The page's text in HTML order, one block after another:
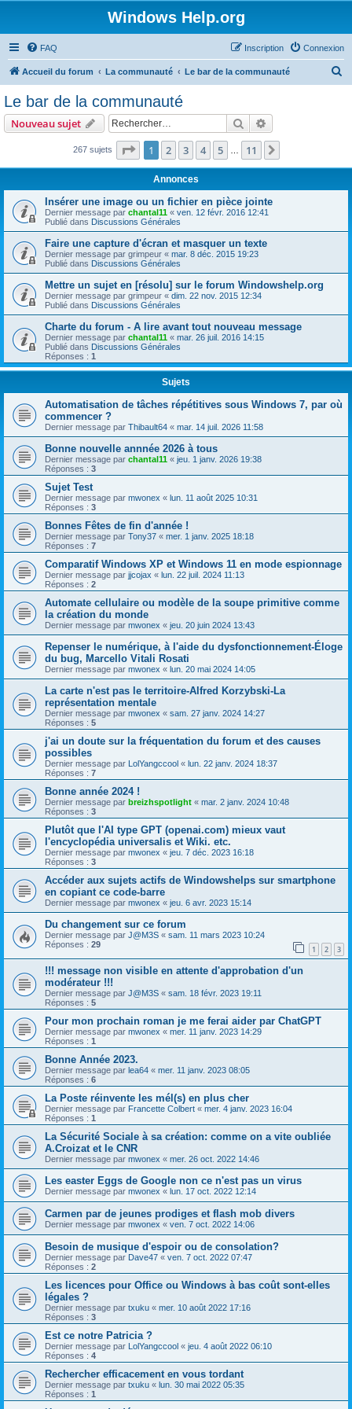
Windows Help.org
FAQ Connexion
Inscription
Accueil du forum La communauté Le bar de la communauté
Le bar de la communauté
Nouveau sujet Rechercher
267 sujets Page 1sur11
1 2 3 4 5 11
Annonces
Insérer une image ou un fichier en pièce jointe
Dernier message par chantal11 « ven. 12 févr. 2016 12:41
Publié dans Discussions Générales
Faire une capture d'écran et masquer un texte
Dernier message par grimpeur « mar. 8 déc. 2015 19:23
Publié dans Discussions Générales
Mettre un sujet en [résolu] sur le forum Windowshelp.org
Dernier message par grimpeur « dim. 22 nov. 2015 12:34
Publié dans Discussions Générales
Charte du forum - A lire avant tout nouveau message
Dernier message par chantal11 « mar. 26 juil. 2016 14:15
Publié dans Discussions Générales
Réponses : 1
Sujets
Automatisation de tâches répétitives sous Windows 7, par où
commencer ?
Dernier message par Thibault64 « mar. 14 juil. 2026 11:58
Bonne nouvelle annnée 2026 à tous
Dernier message par chantal11 « jeu. 1 janv. 2026 19:38
Réponses : 3
Sujet Test
Dernier message par mwonex « lun. 11 août 2025 10:31
Réponses : 3
Bonnes Fêtes de fin d'année !
Dernier message par Tony37 « mer. 1 janv. 2025 18:18
Réponses : 7
Comparatif Windows XP et Windows 11 en mode espionnage
Dernier message par jjcojax « lun. 22 juil. 2024 11:13
Réponses : 2
Automate cellulaire ou modèle de la soupe primitive comme
la création du monde
Dernier message par mwonex « jeu. 20 juin 2024 13:43
Repenser le numérique, à l'aide du dysfonctionnement-Éloge
du bug, Marcello Vitali Rosati
Dernier message par mwonex « lun. 20 mai 2024 14:05
La carte n'est pas le territoire-Alfred Korzybski-La
représentation mentale
Dernier message par mwonex « sam. 27 janv. 2024 14:27
Réponses : 5
j'ai un doute sur la fréquentation du forum et des causes
possibles
Dernier message par LolYangccool « lun. 22 janv. 2024 18:37
Réponses : 7
Bonne année 2024 !
Dernier message par breizhspotlight « mar. 2 janv. 2024 10:48
Réponses : 3
Plutôt que l'AI type GPT (openai.com) mieux vaut
l'encyclopédia universalis et Wiki. etc.
Dernier message par mwonex « jeu. 7 déc. 2023 16:18
Réponses : 3
Accéder aux sujets actifs de Windowshelps sur smartphone
en copiant ce code-barre
Dernier message par mwonex « jeu. 6 avr. 2023 15:14
Du changement sur ce forum
Dernier message par J@M3S « sam. 11 mars 2023 10:24
Réponses : 29 1 2 3
!!! message non visible en attente d'approbation d'un
modérateur !!!
Dernier message par J@M3S « sam. 18 févr. 2023 19:11
Réponses : 5
Pour mon prochain roman je me ferai aider par ChatGPT
Dernier message par mwonex « mer. 11 janv. 2023 14:29
Réponses : 1
Bonne Année 2023.
Dernier message par lea64 « mer. 11 janv. 2023 08:05
Réponses : 6
La Poste réinvente les mél(s) en plus cher
Dernier message par Francette Colbert « mer. 4 janv. 2023 16:04
Réponses : 1
La Sécurité Sociale à sa création: comme on a vite oubliée
A.Croizat et le CNR
Dernier message par mwonex « mer. 26 oct. 2022 14:46
Les easter Eggs de Google non ce n'est pas un virus
Dernier message par mwonex « lun. 17 oct. 2022 12:14
Carmen par de jeunes prodiges et flash mob divers
Dernier message par mwonex « ven. 7 oct. 2022 14:06
Besoin de musique d'espoir ou de consolation?
Dernier message par Dave47 « ven. 7 oct. 2022 07:47
Réponses : 2
Les licences pour Office ou Windows à bas coût sont-elles
légales ?
Dernier message par txuku « mer. 10 août 2022 17:16
Réponses : 3
Est ce notre Patricia ?
Dernier message par LolYangccool « jeu. 4 août 2022 06:10
Réponses : 4
Rechercher efficacement en vous tordant
Dernier message par txuku « lun. 30 mai 2022 05:35
Réponses : 1